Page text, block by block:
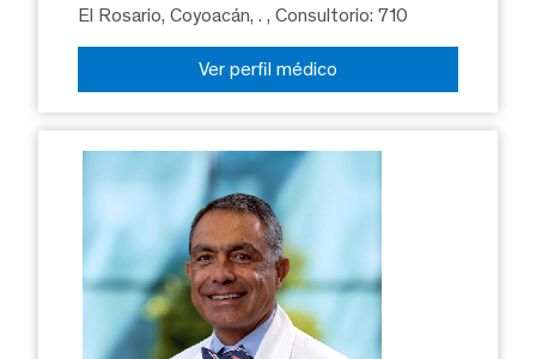
El Rosario, Coyoacán, ., Consultorio: 710
Ver perfil médico